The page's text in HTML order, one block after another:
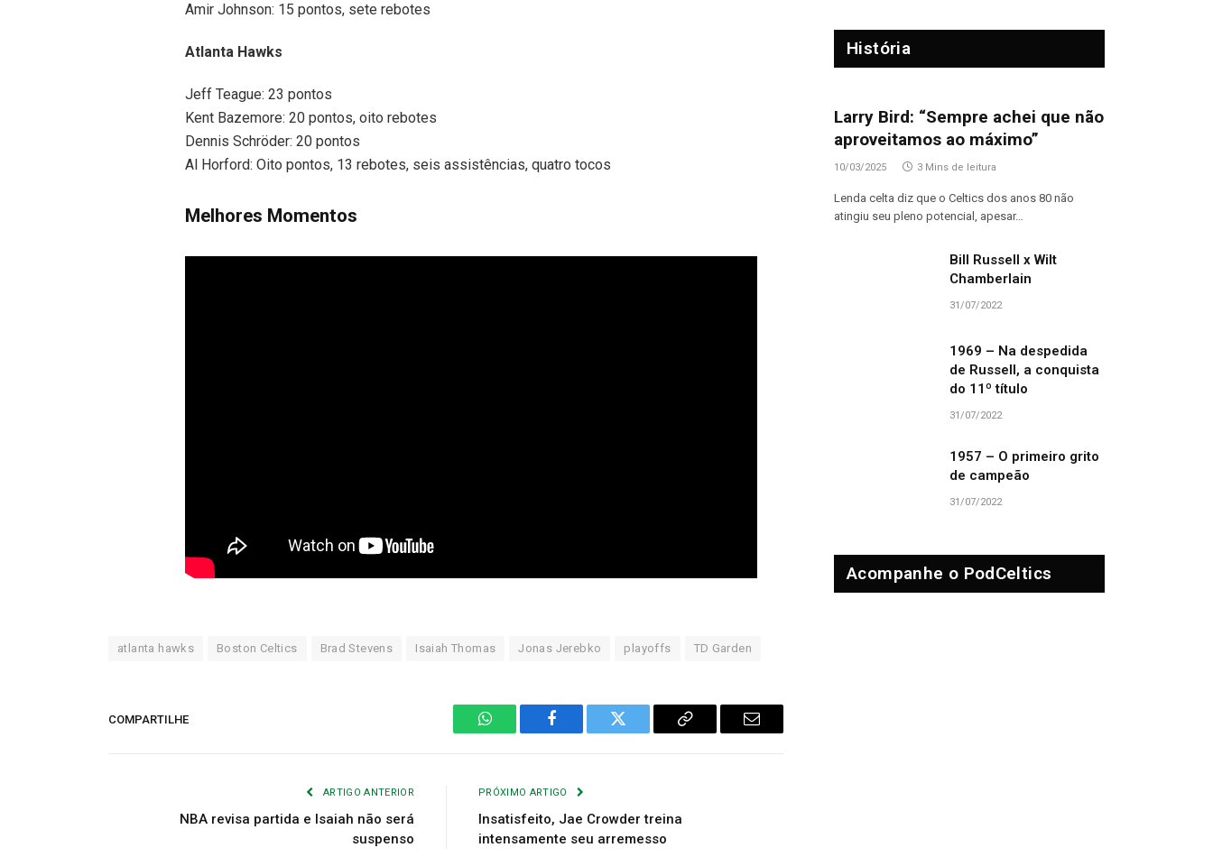
Amir Johnson: 15 pontos, sete rebotes
Atlanta Hawks
Jeff Teague: 23 pontos
Kent Bazemore: 20 pontos, oito rebotes
Dennis Schröder: 20 pontos
Al Horford: Oito pontos, 13 rebotes, seis assistências, quatro tocos
Melhores Momentos
atlanta hawks Boston Celtics Brad Stevens Isaiah Thomas Jonas Jerebko playoffs TD Garden
COMPARTILHE
WhatsAppFacebook Twitter
Copiar
E-
ARTIGO ANTERIOR
NBA revisa partida e Isaiah não será
suspenso
PRÓXIMO ARTIGO
Insatisfeito, Jae Crowder treina
intensamente seu arremesso
História
Larry Bird: “Sempre achei que não
aproveitamos ao máximo”
10/03/2025 3 Mins de leitura
Lenda celta diz que o Celtics dos anos 80 não
atingiu seu pleno potencial, apesar…
Bill Russell x Wilt
Chamberlain
31/07/2022
1969 – Na despedida
de Russell, a conquista
do 11º título
31/07/2022
1957 – O primeiro grito
de campeão
31/07/2022
Acompanhe o PodCeltics